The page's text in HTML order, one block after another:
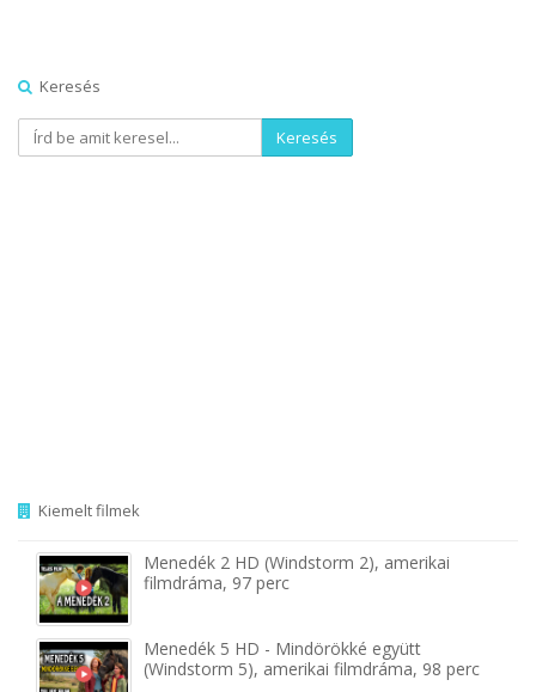
Keresés
Keresés
Kiemelt filmek
Menedék 2 HD (Windstorm 2), amerikai
filmdráma, 97 perc
Menedék 5 HD - Mindörökké együtt
(Windstorm 5), amerikai filmdráma, 98 perc